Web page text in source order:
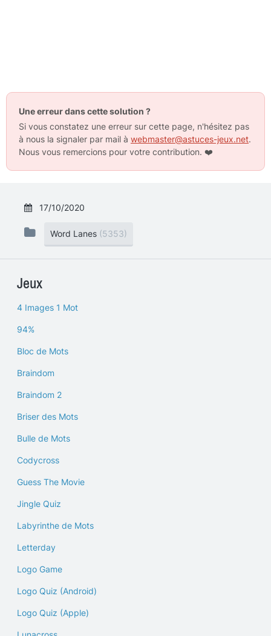
Une erreur dans cette solution ?
Si vous constatez une erreur sur cette page, n'hésitez pas
à nous la signaler par mail à webmaster@astuces-jeux.net.
Nous vous remercions pour votre contribution. ❤️
17/10/2020
Word Lanes (5353)
Jeux
4 Images 1 Mot
94%
Bloc de Mots
Braindom
Braindom 2
Briser des Mots
Bulle de Mots
Codycross
Guess The Movie
Jingle Quiz
Labyrinthe de Mots
Letterday
Logo Game
Logo Quiz (Android)
Logo Quiz (Apple)